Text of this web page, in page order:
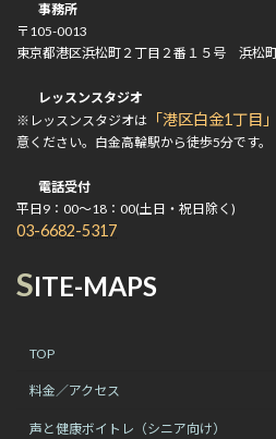
事務所
〒105-0013
東京都港区浜松町２丁目２番１５号 浜松
レッスンスタジオ
※レッスンスタジオは 「港区白金1丁目」
意ください。白金高輪駅から徒歩5分です。
電話受付
平日9：00～18：00(土日・祝日除く)
03-6682-5317
SITE-MAPS
TOP
料金／アクセス
声と健康ボイトレ（シニア向け）